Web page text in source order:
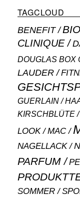
TAGCLOUD
BENEFIT
CLINIQUE
DOUGLAS BOX
LAUDER
GUERLAIN
KIRSCHBLÜTE
LOOK MAC
NAGELLACK
PARFUM
SOMMER